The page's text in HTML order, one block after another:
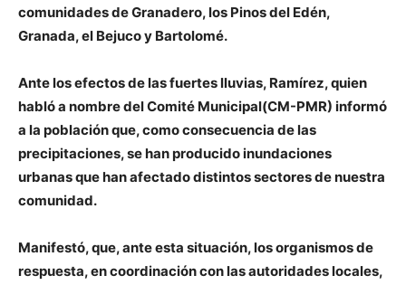
comunidades de Granadero, los Pinos del Edén,
Granada, el Bejuco y Bartolomé.
Ante los efectos de las fuertes lluvias, Ramírez, quien
habló a nombre del Comité Municipal(CM-PMR) informó
a la población que, como consecuencia de las
precipitaciones, se han producido inundaciones
urbanas que han afectado distintos sectores de nuestra
comunidad.
Manifestó, que, ante esta situación, los organismos de
respuesta, en coordinación con las autoridades locales,